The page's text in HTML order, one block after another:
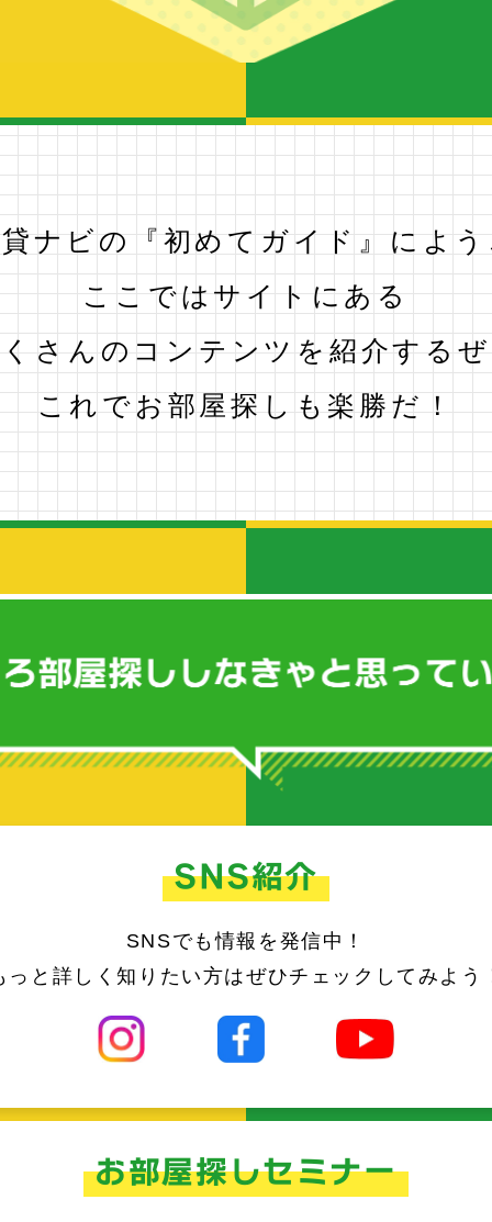
ナビの『初めてガイド』によ
ここではサイトにある
さんのコンテンツを紹介する
これでお部屋探しも楽勝だ！
SNS紹介
SNSでも情報を発信中！
っと詳しく知りたい方はぜひチェックしてみよう
お部屋探しセミナー